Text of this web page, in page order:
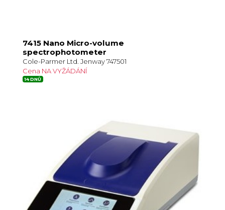
7415 Nano Micro-volume
spectrophotometer
Cole-Parmer Ltd. Jenway 747501
Cena NA VYŽÁDÁNÍ
14 DNŮ